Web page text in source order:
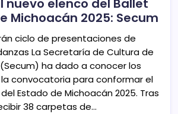
nuevo elenco del Ballet
Michoacán 2025: Secum
ciclo de presentaciones de
La Secretaría de Cultura de
ha dado a conocer los
convocatoria para conformar el
Estado de Michoacán 2025. Tras
38 carpetas de…